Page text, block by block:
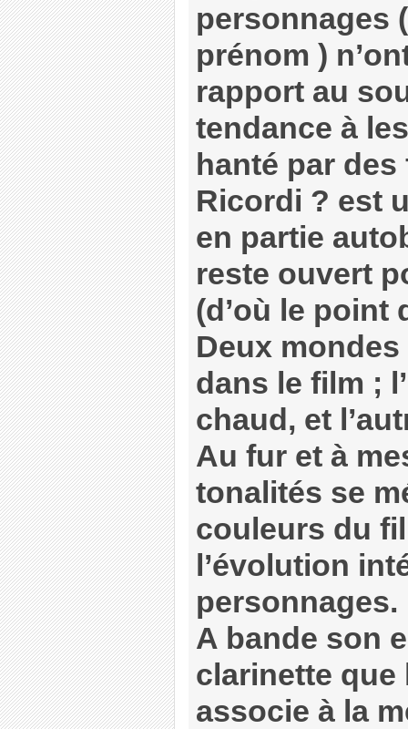
personnages
prénom )
rapport au
tendance à
hanté par
Ricordi ? est
en partie
reste ouvert
(d’où le point
Deux
dans le film ;
chaud, et
Au fur et à
tonalités se
couleurs du
l’évolution
personnages.
A bande son
clarinette que
associe à la